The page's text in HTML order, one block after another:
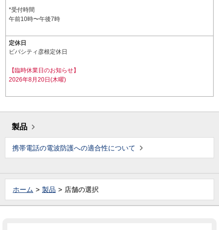
*受付時間
午前10時〜午後7時
定休日
ビバシティ彦根定休日
【臨時休業日のお知らせ】
2026年8月20日(木曜)
製品
携帯電話の電波防護への適合性について
ホーム 製品 店舗の選択